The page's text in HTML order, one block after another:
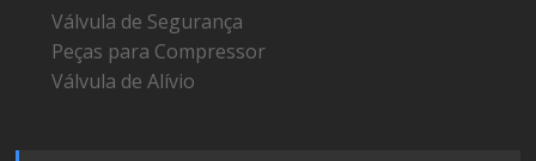
Válvula de Segurança
Peças para Compressor
Válvula de Alívio